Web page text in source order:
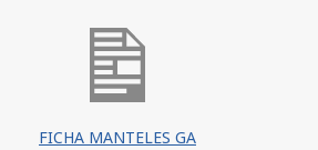
FICHA MANTELES GA